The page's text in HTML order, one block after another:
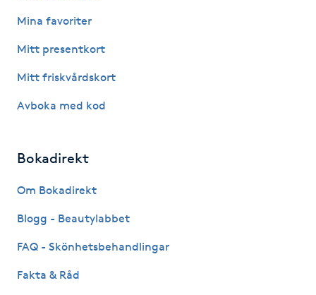
Kiropraktik
Klangmassage
Klippning
Klippning & Slingor
Klippning ungdom
Koppningsmassage
Mina favoriter
Mitt presentkort
Mitt friskvårdskort
Avboka med kod
Bokadirekt
Om Bokadirekt
Blogg - Beautylabbet
FAQ - Skönhetsbehandlingar
Fakta & Råd